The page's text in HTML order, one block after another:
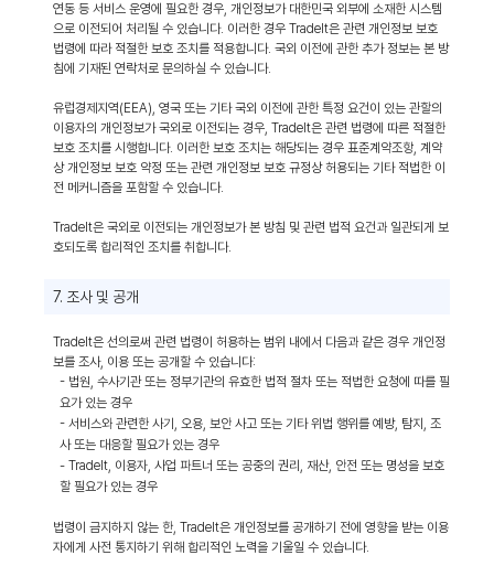
연동 등 서비스 운영에 필요한 경우, 개인정보가 대한민국 외부에 소재한 시스템
으로 이전되어 처리될 수 있습니다. 이러한 경우 TradeIt은 관련 개인정보 보호
법령에 따라 적절한 보호 조치를 적용합니다. 국외 이전에 관한 추가 정보는 본 방
침에 기재된 연락처로 문의하실 수 있습니다.
유럽경제지역(EEA), 영국 또는 기타 국외 이전에 관한 특정 요건이 있는 관할의
이용자의 개인정보가 국외로 이전되는 경우, TradeIt은 관련 법령에 따른 적절한
보호 조치를 시행합니다. 이러한 보호 조치는 해당되는 경우 표준계약조항, 계약
상 개인정보 보호 약정 또는 관련 개인정보 보호 규정상 허용되는 기타 적법한 이
전 메커니즘을 포함할 수 있습니다.
TradeIt은 국외로 이전되는 개인정보가 본 방침 및 관련 법적 요건과 일관되게 보
호되도록 합리적인 조치를 취합니다.
7. 조사 및 공개
TradeIt은 선의로써 관련 법령이 허용하는 범위 내에서 다음과 같은 경우 개인정
보를 조사, 이용 또는 공개할 수 있습니다:
- 법원, 수사기관 또는 정부기관의 유효한 법적 절차 또는 적법한 요청에 따를 필
요가 있는 경우
- 서비스와 관련한 사기, 오용, 보안 사고 또는 기타 위법 행위를 예방, 탐지, 조
사 또는 대응할 필요가 있는 경우
- TradeIt, 이용자, 사업 파트너 또는 공중의 권리, 재산, 안전 또는 명성을 보호
할 필요가 있는 경우
법령이 금지하지 않는 한, TradeIt은 개인정보를 공개하기 전에 영향을 받는 이용
자에게 사전 통지하기 위해 합리적인 노력을 기울일 수 있습니다.